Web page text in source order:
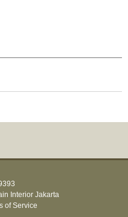
Interior Jakarta
of Service